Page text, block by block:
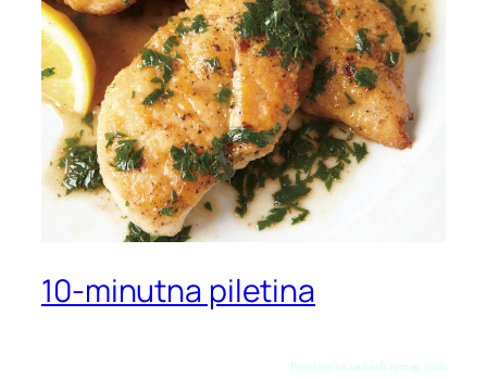
10-minutna piletina
Preuzeto sa rachaelraymag.com